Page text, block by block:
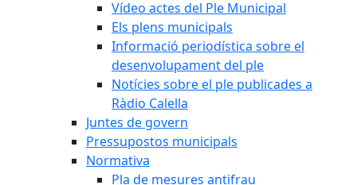
Vídeo actes del Ple Municipal
Els plens municipals
Informació periodística sobre el
desenvolupament del ple
Notícies sobre el ple publicades a
Ràdio Calella
Juntes de govern
Pressupostos municipals
Normativa
Pla de mesures antifrau